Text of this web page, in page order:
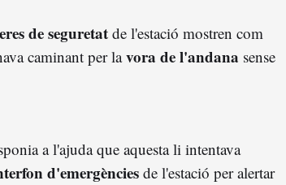
de seguretat de l'estació mostren com
caminant per lavora de l'andana sense
a l'ajuda que aquesta li intentava
d'emergències de l'estació per alertar